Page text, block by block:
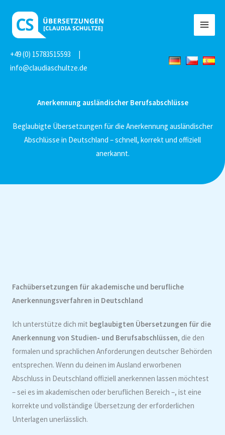
Inhalt
springen
+49 (0) 15783515593 |
info@claudiaschultze.de
Anerkennung ausländischer Berufsabschlüsse
Beglaubigte Übersetzungen für die Anerkennung ausländischer
Abschlüsse in Deutschland – schnell, korrekt und offiziell
anerkannt.
Fachübersetzungen für akademische und berufliche
Anerkennungsverfahren in Deutschland
Ich unterstütze dich mit beglaubigten Übersetzungen für die
Anerkennung von Studien- und Berufsabschlüssen, die den
formalen und sprachlichen Anforderungen deutscher Behörden
entsprechen. Wenn du deinen im Ausland erworbenen
Abschluss in Deutschland offiziell anerkennen lassen möchtest
– sei es im akademischen oder beruflichen Bereich –, ist eine
korrekte und vollständige Übersetzung der erforderlichen
Unterlagen unerlässlich.